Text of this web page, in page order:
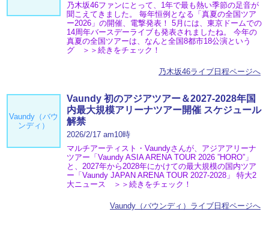
乃木坂46ファンにとって、1年で最も熱い季節の足音が
聞こえてきました。 毎年恒例となる「真夏の全国ツア
ー2026」の開催、電撃発表！ 5月には、東京ドームでの
14周年バースデーライブも発表されましたね。 今年の
真夏の全国ツアーは、なんと全国8都市18公演という
グ ＞＞続きをチェック！
乃木坂46ライブ日程ページへ
Vaundy（バウ
ンディ）
Vaundy 初のアジアツアー＆2027-2028年国
内最大規模アリーナツアー開催 スケジュール
解禁
2026/2/17 am10時
マルチアーティスト・Vaundyさんが、アジアアリーナ
ツアー「Vaundy ASIA ARENA TOUR 2026 ”HORO”」
と、2027年から2028年にかけての最大規模の国内ツア
ー「Vaundy JAPAN ARENA TOUR 2027-2028」 特大2
大ニュース ＞＞続きをチェック！
Vaundy（バウンディ）ライブ日程ページへ